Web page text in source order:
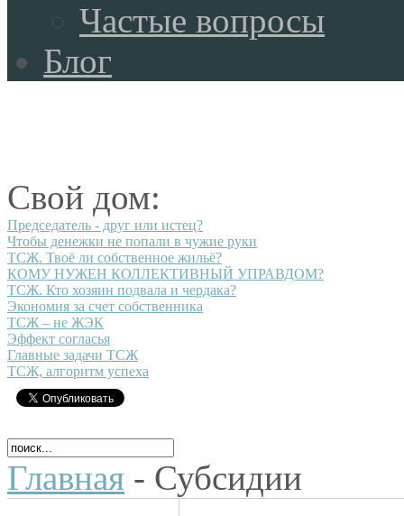
Частые вопросы
Блог
Свой дом:
Председатель - друг или истец?
Чтобы денежки не попали в чужие руки
ТСЖ. Твоё ли собственное жильё?
КОМУ НУЖЕН КОЛЛЕКТИВНЫЙ УПРАВДОМ?
ТСЖ. Кто хозяин подвала и чердака?
Экономия за счет собственника
ТСЖ – не ЖЭК
Эффект согласья
Главные задачи ТСЖ
ТСЖ, алгоритм успеха
Главная - Субсидии